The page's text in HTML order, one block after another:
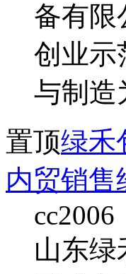
备有限
创业示
与制造
置顶绿禾
内贸销售
cc2006
山东